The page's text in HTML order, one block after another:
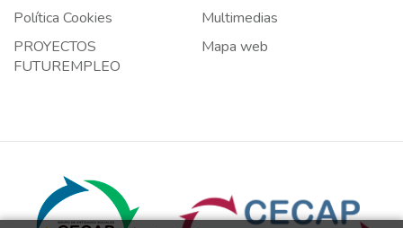
Política Cookies
Multimedias
PROYECTOS
FUTUREMPLEO
Mapa web